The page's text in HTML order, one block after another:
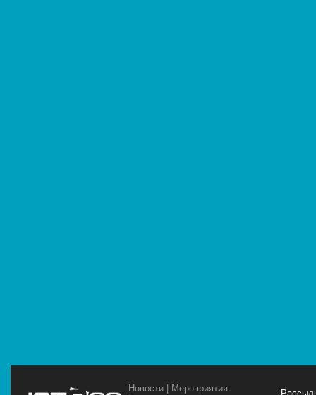
Новости
Мероприятия